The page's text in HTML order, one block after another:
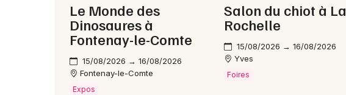
Le Monde des
Dinosaures à
Fontenay-le-Comte
15/08/2026 → 16/08/2026
Fontenay-le-Comte
Expos
Salon du chiot à La
Rochelle
15/08/2026 → 16/08/2026
Yves
Foires